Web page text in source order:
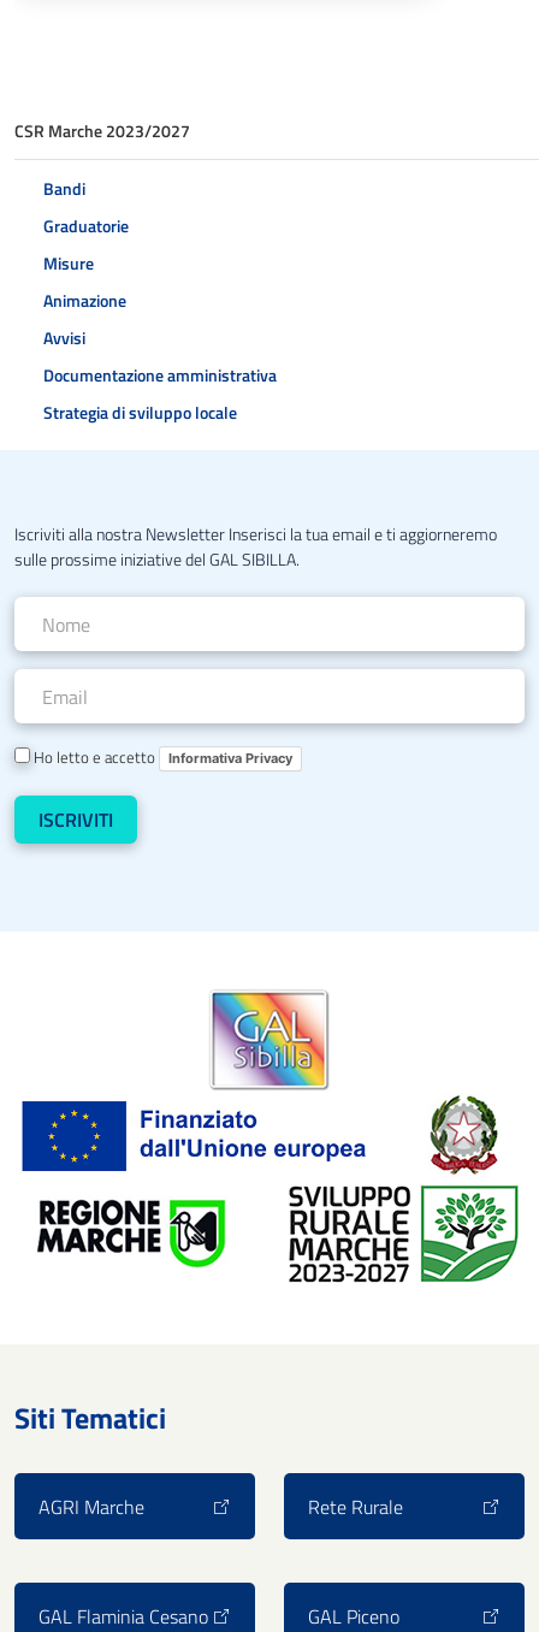
CSR Marche 2023/2027
Bandi
Graduatorie
Misure
Animazione
Avvisi
Documentazione amministrativa
Strategia di sviluppo locale
Iscriviti alla nostra Newsletter Inserisci la tua email e ti aggiorneremo
sulle prossime iniziative del GAL SIBILLA.
Ho letto e accetto Informativa Privacy
Siti Tematici
AGRI Marche Rete Rurale
GAL Flaminia Cesano GAL Piceno